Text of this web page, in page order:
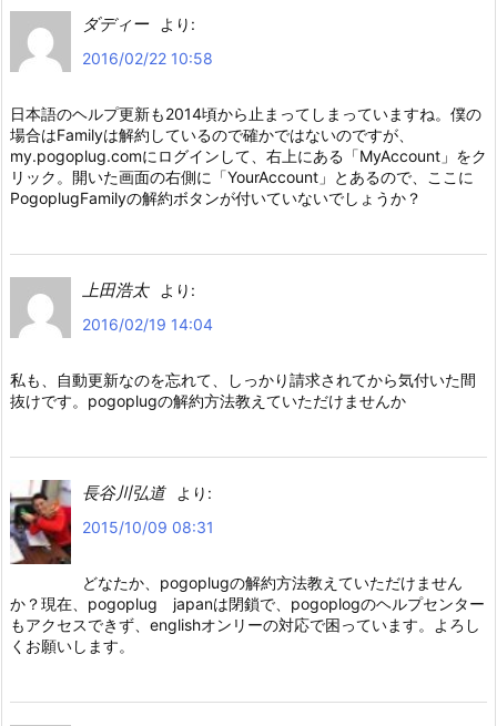
ダディー
より:
2016/02/22 10:58
日本語のヘルプ更新も2014頃から止まってしまっていますね。僕の
場合はFamilyは解約しているので確かではないのですが、
my.pogoplug.comにログインして、右上にある「MyAccount」をク
リック。開いた画面の右側に「YourAccount」とあるので、ここに
PogoplugFamilyの解約ボタンが付いていないでしょうか？
上田浩太
より:
2016/02/19 14:04
私も、自動更新なのを忘れて、しっかり請求されてから気付いた間
抜けです。pogoplugの解約方法教えていただけませんか
長谷川弘道
より:
2015/10/09 08:31
どなたか、pogoplugの解約方法教えていただけません
か？現在、pogoplug japanは閉鎖で、pogoplogのヘルプセンター
もアクセスできず、englishオンリーの対応で困っています。よろし
くお願いします。